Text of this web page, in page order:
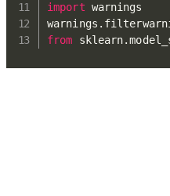
import warnings
warnings .
from sklearn.